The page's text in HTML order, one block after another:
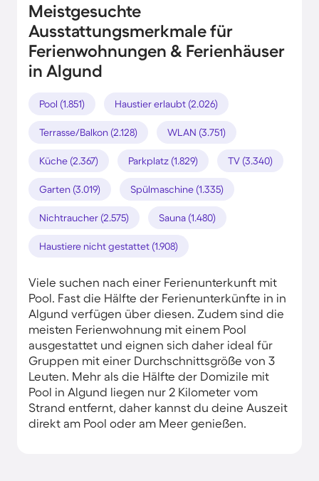
Meistgesuchte
Ausstattungsmerkmale für
Ferienwohnungen & Ferienhäuser
in Algund
Pool (1.851) Haustier erlaubt (2.026)
Terrasse/Balkon (2.128) WLAN (3.751)
Küche (2.367) Parkplatz (1.829) TV (3.340)
Garten (3.019) Spülmaschine (1.335)
Nichtraucher (2.575) Sauna (1.480)
Haustiere nicht gestattet (1.908)
Viele suchen nach einer Ferienunterkunft mit
Pool. Fast die Hälfte der Ferienunterkünfte in in
Algund verfügen über diesen. Zudem sind die
meisten Ferienwohnung mit einem Pool
ausgestattet und eignen sich daher ideal für
Gruppen mit einer Durchschnittsgröße von 3
Leuten. Mehr als die Hälfte der Domizile mit
Pool in Algund liegen nur 2 Kilometer vom
Strand entfernt, daher kannst du deine Auszeit
direkt am Pool oder am Meer genießen.